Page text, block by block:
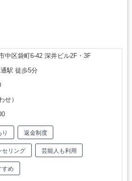
中区袋町6-42 深井ビル2F・3F
駅 徒歩5分
せ）
返金制度
セリング 芸能人も利用
すめ